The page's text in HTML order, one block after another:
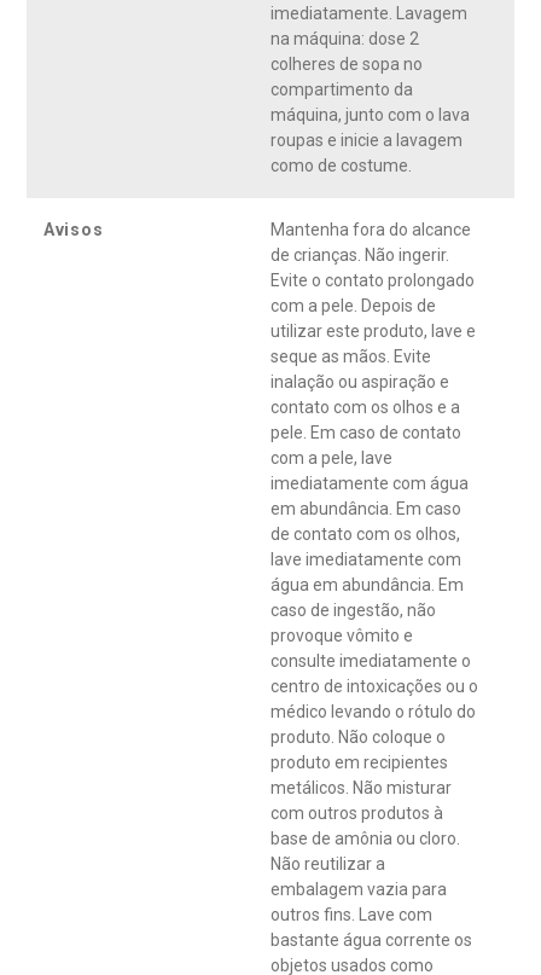
imediatamente. Lavagem
na máquina: dose 2
colheres de sopa no
compartimento da
máquina, junto com o lava
roupas e inicie a lavagem
como de costume.
Avisos
Mantenha fora do alcance
de crianças. Não ingerir.
Evite o contato prolongado
com a pele. Depois de
utilizar este produto, lave e
seque as mãos. Evite
inalação ou aspiração e
contato com os olhos e a
pele. Em caso de contato
com a pele, lave
imediatamente com água
em abundância. Em caso
de contato com os olhos,
lave imediatamente com
água em abundância. Em
caso de ingestão, não
provoque vômito e
consulte imediatamente o
centro de intoxicações ou o
médico levando o rótulo do
produto. Não coloque o
produto em recipientes
metálicos. Não misturar
com outros produtos à
base de amônia ou cloro.
Não reutilizar a
embalagem vazia para
outros fins. Lave com
bastante água corrente os
objetos usados como